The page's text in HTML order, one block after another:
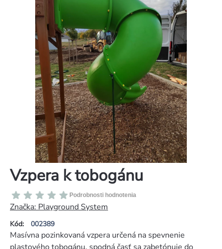
Vzpera k tobogánu
Kód: 002389
Priemerné
hodnotenie
produktu
je
0,0
Podrobnosti hodnotenia
Značka: Playground System
Masívna pozinkovaná vzpera určená na spevnenie